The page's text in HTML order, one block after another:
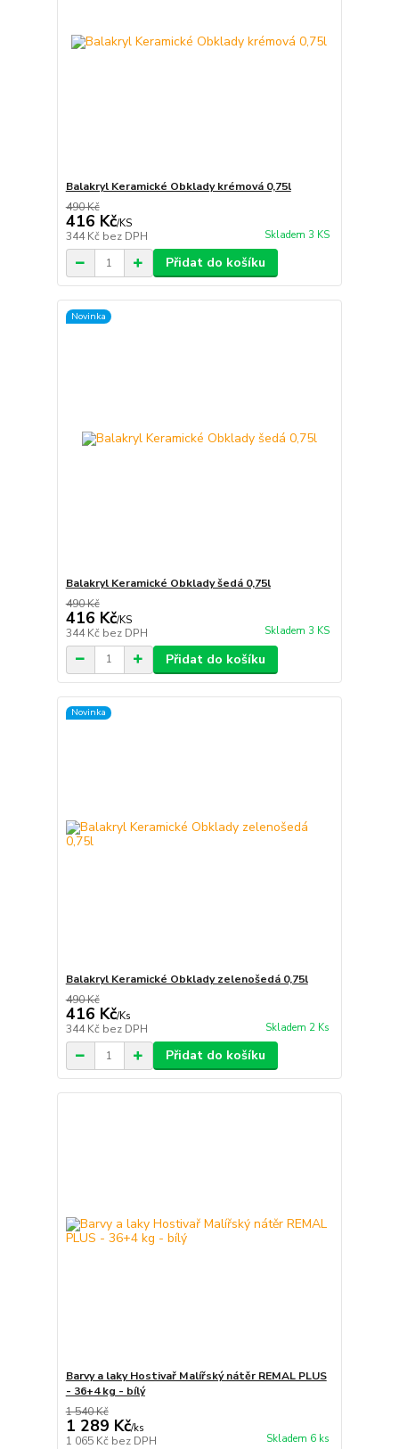
Balakryl Keramické Obklady krémová 0,75l
490 Kč
416 Kč/KS
344 Kč bez DPH Skladem 3 KS
Přidat do košíku
Novinka
Balakryl Keramické Obklady šedá 0,75l
490 Kč
416 Kč/KS
344 Kč bez DPH Skladem 3 KS
Přidat do košíku
Novinka
Balakryl Keramické Obklady zelenošedá 0,75l
490 Kč
416 Kč/Ks
344 Kč bez DPH Skladem 2 Ks
Přidat do košíku
Barvy a laky Hostivař Malířský nátěr REMAL PLUS
- 36+4 kg - bílý
1 540 Kč
1 289 Kč/ks
1 065 Kč bez DPH Skladem 6 ks